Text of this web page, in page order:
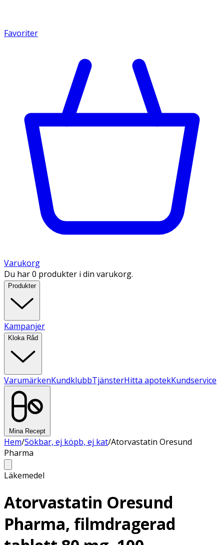
Favoriter
Varukorg
Du har 0 produkter i din varukorg.
Produkter
Kampanjer
Kloka Råd
VarumärkenKundklubbTjänsterHitta apotekKundservice
Mina Recept
Hem/Sökbar, ej köpb, ej kat/Atorvastatin Oresund
Pharma
Läkemedel
Atorvastatin Oresund
Pharma, filmdragerad